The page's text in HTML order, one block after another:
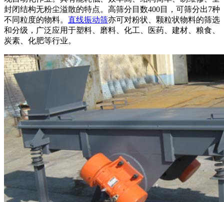
封闭结构无粉尘溢散的特点。高筛分目数400目，可筛分出7种
不同粒度的物料。 直线振动筛亦可对粉状、颗粒状物料的筛选
和分级，广泛应用于塑料、磨料、化工、医药、建材、粮食、
炭素、化肥等行业。